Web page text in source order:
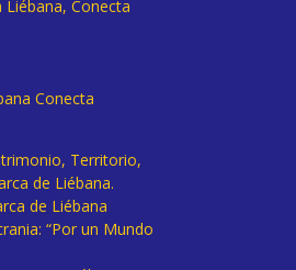
Conecta
Conecta
Territorio,
de Liébana.
de Liébana
“Por un Mundo